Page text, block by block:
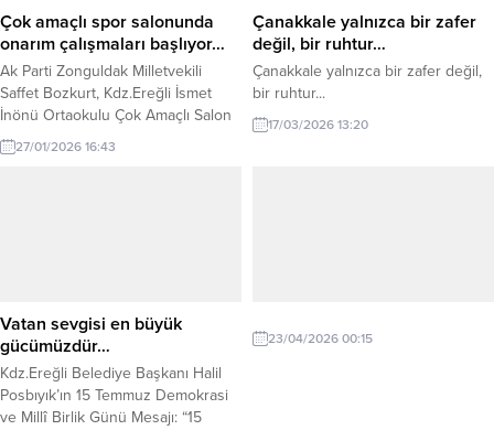
duyurdu. Operasyonlarda,...
Çok amaçlı spor salonunda
onarım çalışmaları başlıyor…
Ak Parti Zonguldak Milletvekili
Saffet Bozkurt, Kdz.Ereğli İsmet
İnönü Ortaokulu Çok Amaçlı Salon
Onarımı İşi hakkında açıklamada
bulundu. Açıklama şöyle:
Ereğli İsmet İnönü
Ortaokulumuzda, basketbol,
voleybol...
27/01/2026 16:43
Çanakkale yalnızca bir zafer
değil, bir ruhtur…
Çanakkale yalnızca bir zafer değil,
bir ruhtur...
17/03/2026 13:20
Vatan sevgisi en büyük
gücümüzdür…
Kdz.Ereğli Belediye Başkanı Halil
Posbıyık’ın 15 Temmuz Demokrasi
ve Millî Birlik Günü Mesajı: “15
23/04/2026 00:15